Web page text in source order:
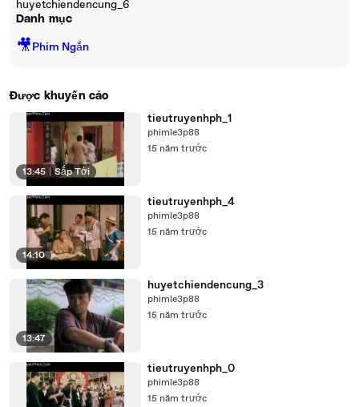
huyetchiendencung_6
Danh mục
🎥Phim Ngắn
Được khuyến cáo
13:45 Sắp Tới
tieutruyenhph_1
phimle3p88
15 năm trước
14:10
tieutruyenhph_4
phimle3p88
15 năm trước
13:47
huyetchiendencung_3
phimle3p88
15 năm trước
tieutruyenhph_0
phimle3p88
15 năm trước